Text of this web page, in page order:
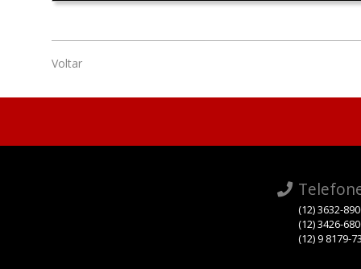
Voltar
(12) 3632-
(12) 3426-
(12) 9 8179-